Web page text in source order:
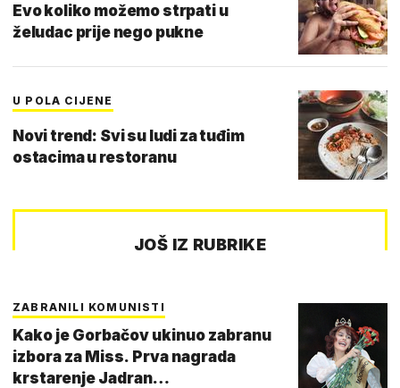
Evo koliko možemo strpati u
želudac prije nego pukne
U POLA CIJENE
Novi trend: Svi su ludi za tuđim
ostacima u restoranu
JOŠ IZ RUBRIKE
ZABRANILI KOMUNISTI
Kako je Gorbačov ukinuo zabranu
izbora za Miss. Prva nagrada
krstarenje Jadran…